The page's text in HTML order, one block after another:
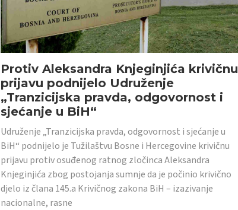
Protiv Aleksandra Knjeginjića krivičnu
prijavu podnijelo Udruženje
„Tranzicijska pravda, odgovornost i
sjećanje u BiH“
Udruženje „Tranzicijska pravda, odgovornost i sjećanje u
BiH“ podnijelo je Tužilaštvu Bosne i Hercegovine krivičnu
prijavu protiv osuđenog ratnog zločinca Aleksandra
Knjeginjića zbog postojanja sumnje da je počinio krivično
djelo iz člana 145.a Krivičnog zakona BiH – izazivanje
nacionalne, rasne